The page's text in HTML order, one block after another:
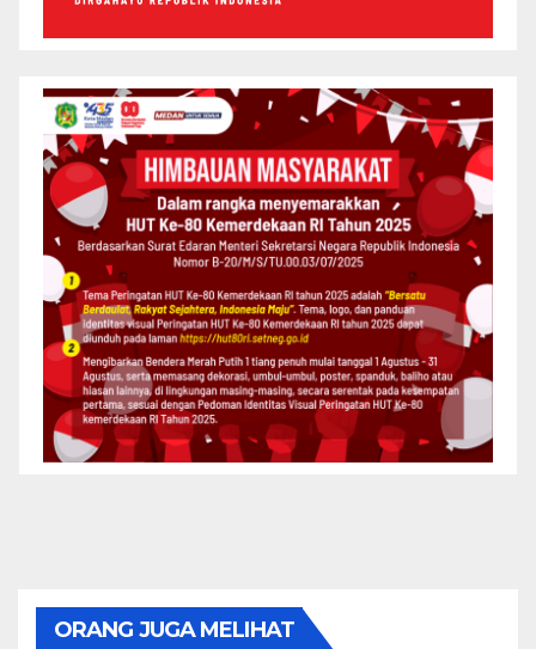
ORANG JUGA MELIHAT